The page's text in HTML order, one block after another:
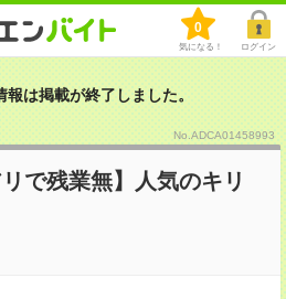
0
気になる！ ログイン
は掲載が終了しました。
No.ADCA01458993
で残業無】人気のキリ